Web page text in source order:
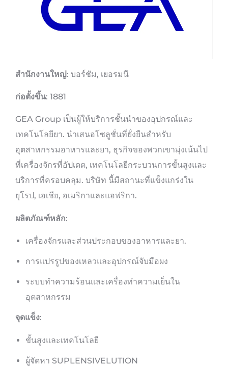
สำนักงานใหญ่: บอร์ชัม, เยอรมนี
ก่อตั้งขึ้น: 1881
GEA Group เป็นผู้ให้บริการชั้นนำของอุปกรณ์และ
เทคโนโลยียา. นำเสนอโซลูชั่นที่ยั่งยืนสำหรับ
อุตสาหกรรมอาหารและยา, ธุรกิจของพวกเขามุ่งเน้นไป
ที่เครื่องจักรที่อัปเดต, เทคโนโลยีกระบวนการขั้นสูงและ
บริการที่ครอบคลุม. บริษัท นี้มีสถานะที่แข็งแกร่งใน
ยุโรป, เอเชีย, อเมริกาและแอฟริกา.
ผลิตภัณฑ์หลัก:
เครื่องจักรและส่วนประกอบของอาหารและยา.
การแปรรูปของเหลวและอุปกรณ์จับมือผง
ระบบทำความร้อนและเครื่องทำความเย็นใน
อุตสาหกรรม
จุดแข็ง:
ขั้นสูงและเทคโนโลยี
ผู้จัดหา SUPLENSIVELUTION